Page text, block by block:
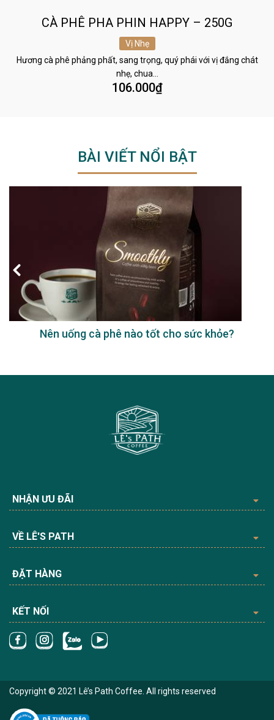
CÀ PHÊ PHA PHIN HAPPY – 250G
Vị Nhẹ
Hương cà phê phảng phất, sang trọng, quý phái với vị đắng chát
nhẹ, chua…
106.000₫
BÀI VIẾT NỔI BẬT
Nên uống cà phê nào tốt cho sức khỏe?
NHẬN ƯU ĐÃI
VỀ LÊ'S PATH
ĐẶT HÀNG
KẾT NỐI
Copyright © 2021 Lê’s Path Coffee. All rights reserved